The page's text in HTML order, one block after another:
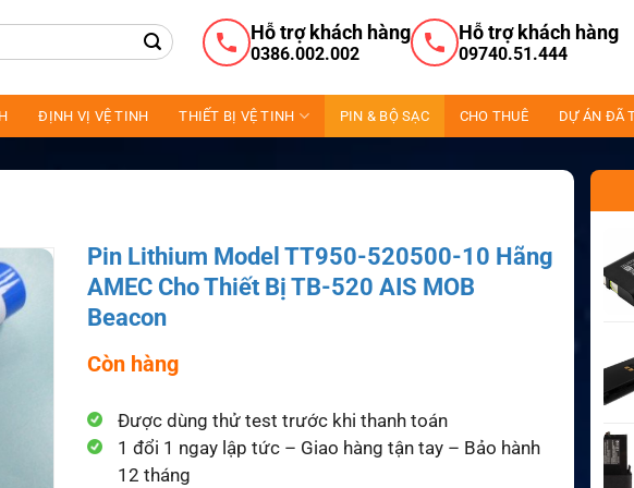
Hỗ trợ khách hàng
0386.002.002
Hỗ trợ khách hàng
09740.51.444
ĐỊNH VỊ VỆ TINH THIẾT BỊ VỆ TINH PIN & BỘ SẠC CHO THUÊ DỰ ÁN ĐÃ
Pin Lithium Model TT950-520500-10 Hãng
AMEC Cho Thiết Bị TB-520 AIS MOB
Beacon
Còn hàng
Được dùng thử test trước khi thanh toán
1 đổi 1 ngay lập tức – Giao hàng tận tay – Bảo hành
12 tháng